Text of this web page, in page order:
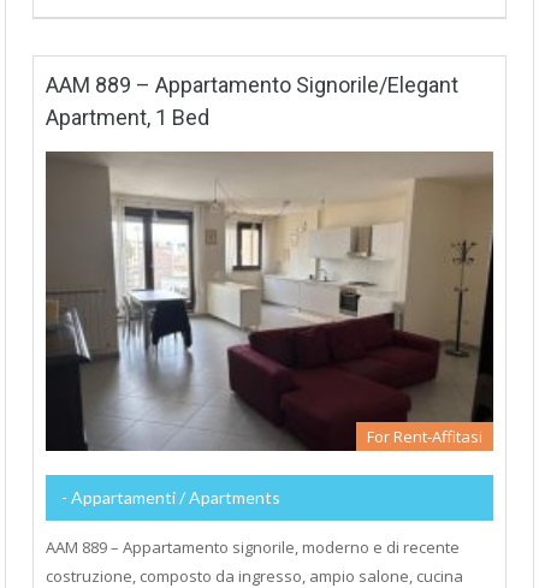
AAM 889 – Appartamento Signorile/Elegant
Apartment, 1 Bed
For Rent-Affitasi
- Appartamenti / Apartments
AAM 889 – Appartamento signorile, moderno e di recente
costruzione, composto da ingresso, ampio salone, cucina